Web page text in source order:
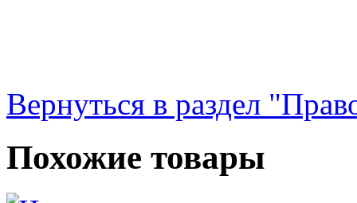
Вернуться в раздел
Похожие товары